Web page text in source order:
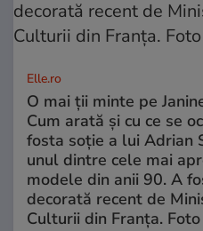
Elle.ro
O mai ții minte pe
Cum arată și cu ce se
fosta soție a lui Adrian
unul dintre cele mai
modele din anii 90. A
decorată recent de
Culturii din Franța. Foto